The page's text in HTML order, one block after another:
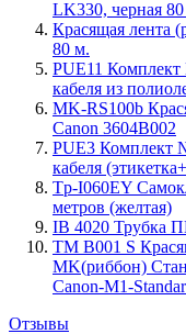
LK330, черная
Красящая лента
80 м.
PUE11
кабеля из
MK-RS100b
Canon 3604B002
PUE3 Комплект
кабеля
Tp-I060EY
метров (желтая)
IB 4020 Трубка
TM B001 S
MK(риббон)
Canon-M1-
Отзывы